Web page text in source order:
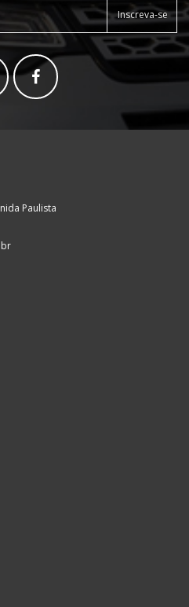
Inscreva-se
Paulista